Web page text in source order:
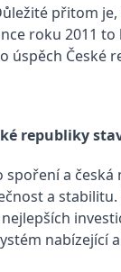
přitom
roku 2011
České
republiky
spoření a
a
nabízející